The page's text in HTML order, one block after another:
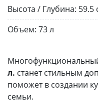
Высота / Глубина: 59.5
Объем: 73 л
л. станет стильным
поможет в создании
семьи.